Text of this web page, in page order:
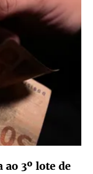
ao 3º lote de